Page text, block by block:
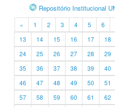
Repositório Institucional
« 1 2 3 4 5 6
13
14 15 16 17 18
24
25 26 27 28 29
35
36 37 38 39 40
46
47 48 49 50 51
57
58 59 60 61 62